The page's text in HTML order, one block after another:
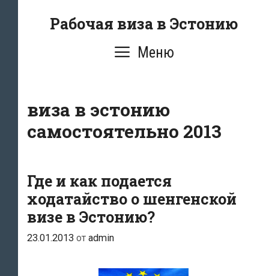
Рабочая виза в Эстонию
Меню
виза в эстонию
самостоятельно 2013
Где и как подается
ходатайство о шенгенской
визе в Эстонию?
23.01.2013 от admin